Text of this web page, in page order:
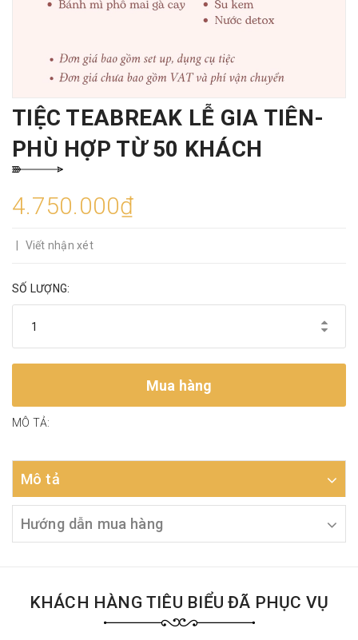
TIỆC TEABREAK LỄ GIA TIÊN-
PHÙ HỢP TỪ 50 KHÁCH
4.750.000₫
Viết nhận xét
SỐ LƯỢNG:
Mua hàng
MÔ TẢ:
Mô tả
Hướng dẫn mua hàng
KHÁCH HÀNG TIÊU BIỂU ĐÃ PHỤC VỤ